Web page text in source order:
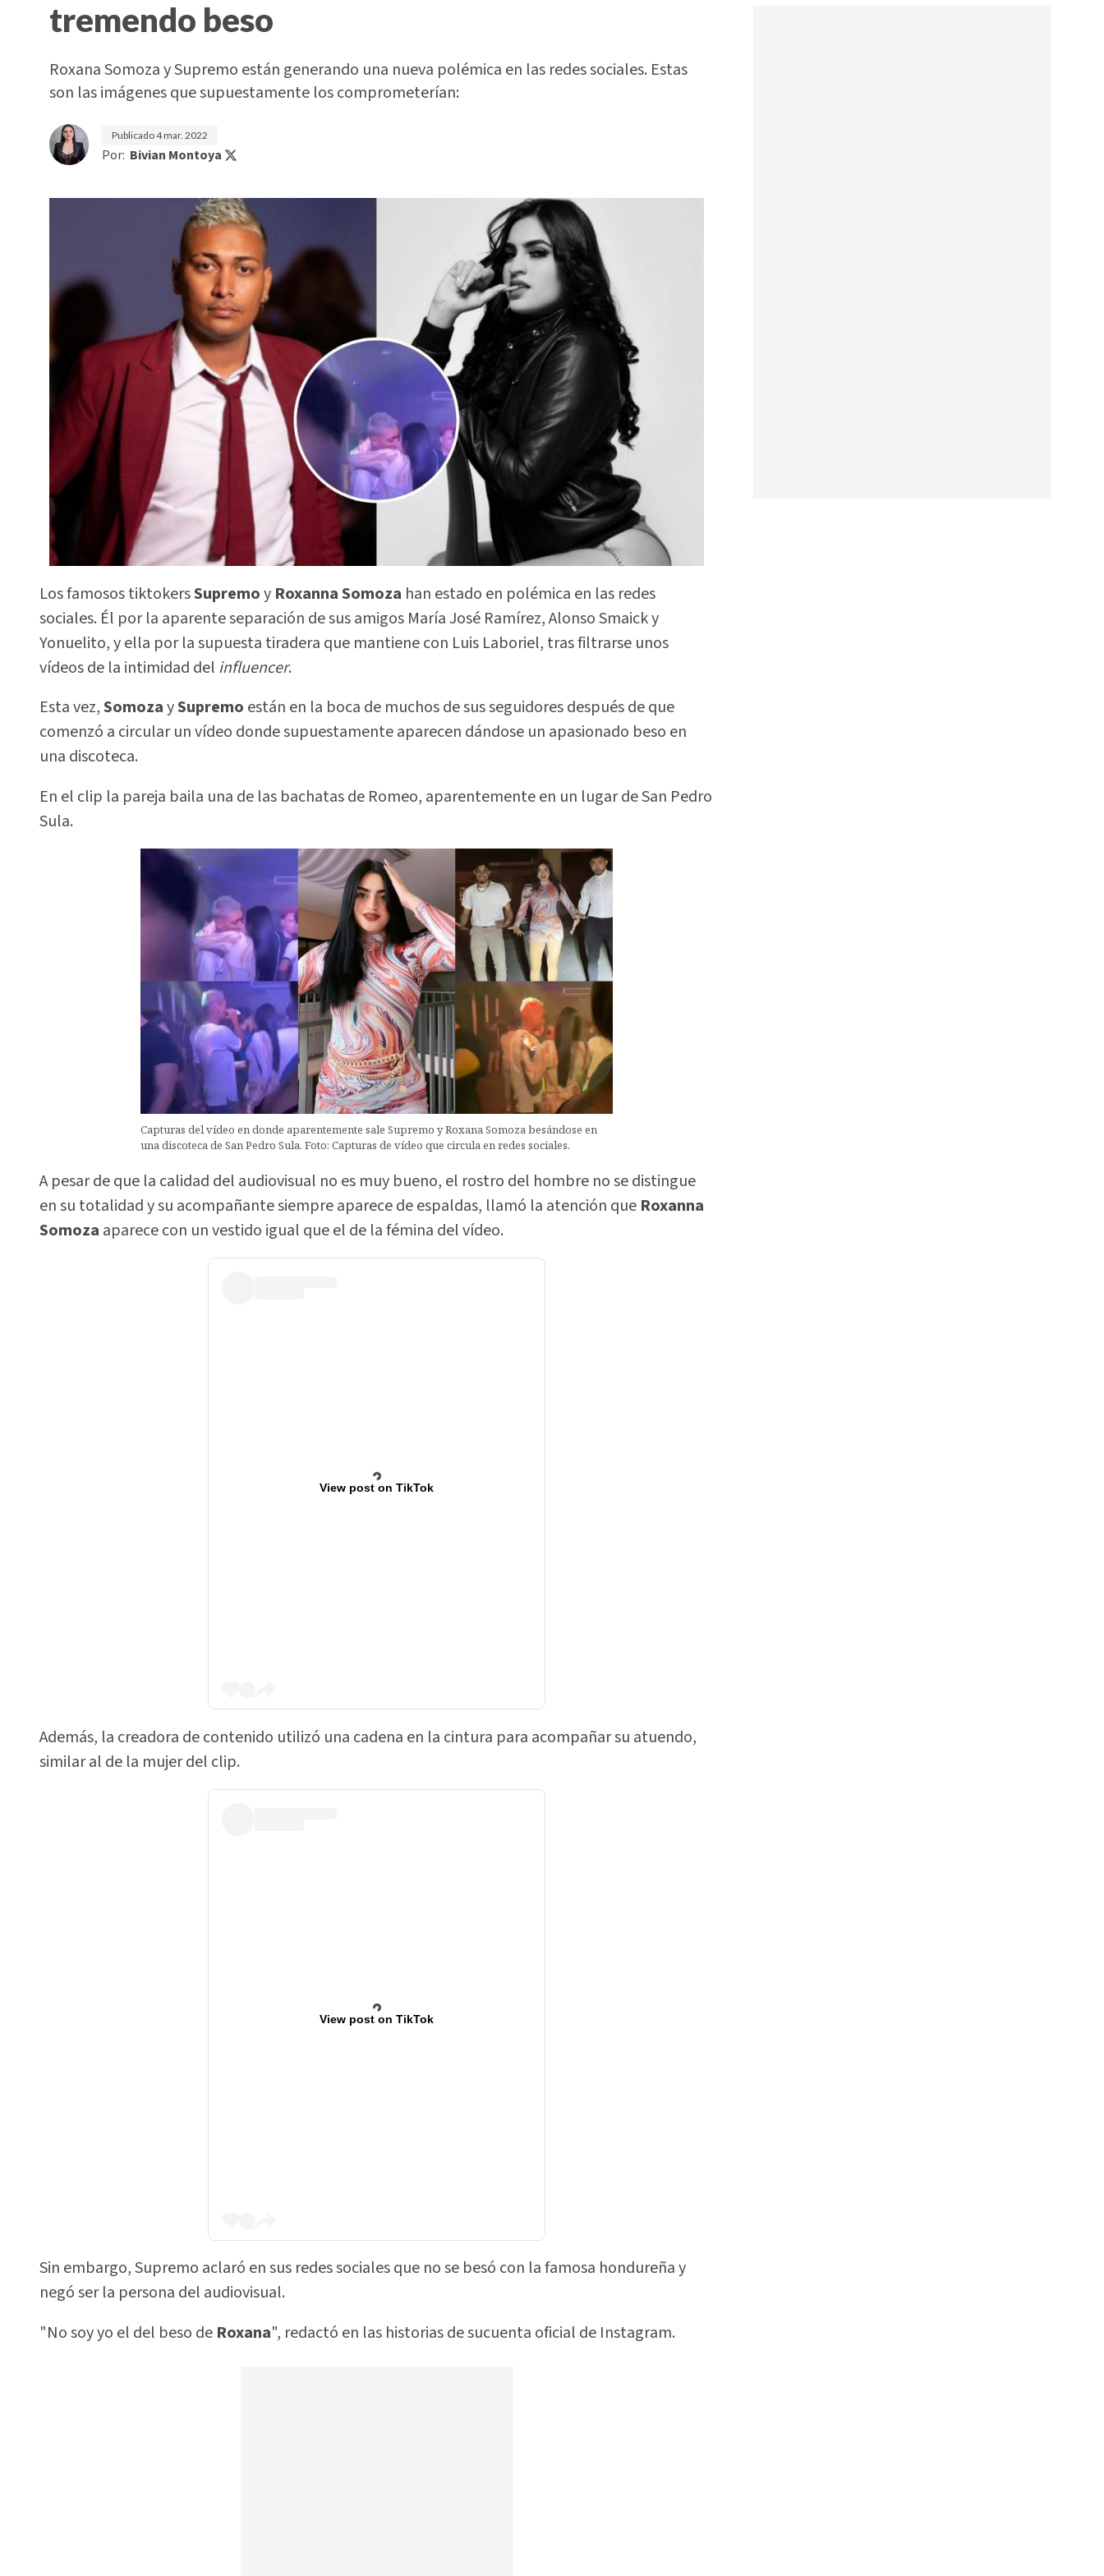
tremendo beso
Roxana Somoza y Supremo están generando una nueva polémica en las redes sociales. Estas
son las imágenes que supuestamente los comprometerían:
Publicado4 mar. 2022
Por: Bivian Montoya
Los famosos tiktokersSupremoy RoxannaSomoza han estado en polémica en las redes
sociales. Él por la aparente separación de sus amigos María José Ramírez, Alonso Smaick y
Yonuelito, y ella por la supuesta tiradera que mantiene con Luis Laboriel, tras filtrarse unos
vídeos de la intimidad del influencer.
Esta vez,SomozaySupremo están en la boca de muchos de sus seguidores después de que
comenzó a circular un vídeo donde supuestamente aparecen dándose un apasionado beso en
una discoteca.
En el clip la pareja baila una de las bachatas de Romeo, aparentemente en un lugar de San Pedro
Sula.
Capturas del vídeo en donde aparentemente sale Supremo y Roxana Somoza besándose en
una discoteca de San Pedro Sula. Foto: Capturas de vídeo que circula en redes sociales.
A pesar de que la calidad del audiovisual no es muy bueno, el rostro del hombre no se distingue
en su totalidad y su acompañante siempre aparece de espaldas, llamó la atención que Roxanna
Somoza aparece con un vestido igual que el de la fémina del vídeo.
View post on TikTok
Además, la creadora de contenido utilizó una cadena en la cintura para acompañar su atuendo,
similar al de la mujer del clip.
View post on TikTok
Sin embargo, Supremo aclaró en sus redes sociales que no se besó con la famosa hondureña y
negó ser la persona del audiovisual.
"No soy yo el del beso de Roxana", redactó en las historias de sucuenta oficial de Instagram.